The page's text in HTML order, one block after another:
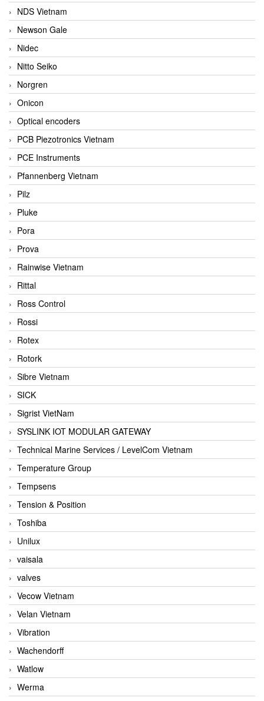
NDS Vietnam
Newson Gale
Nidec
Nitto Seiko
Norgren
Onicon
Optical encoders
PCB Piezotronics Vietnam
PCE Instruments
Pfannenberg Vietnam
Pilz
Pluke
Pora
Prova
Rainwise Vietnam
Rittal
Ross Control
Rossi
Rotex
Rotork
Sibre Vietnam
SICK
Sigrist VietNam
SYSLINK IOT MODULAR GATEWAY
Technical Marine Services / LevelCom Vietnam
Temperature Group
Tempsens
Tension & Position
Toshiba
Unilux
vaisala
valves
Vecow Vietnam
Velan Vietnam
Vibration
Wachendorff
Watlow
Werma